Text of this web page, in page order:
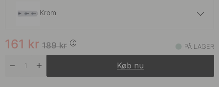
Krom
Børstet Rustfrit Stål På lager
På lager
189kr
161 kr PÅ LAGER
Køb nu